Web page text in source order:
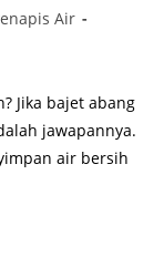
Air
Jika bajet abang
jawapannya.
air bersih